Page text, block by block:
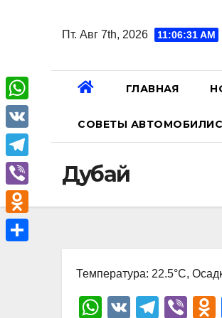
Пт. Авг 7th, 2026 11:06:32 AM
ГЛАВНАЯ
СОВЕТЫ
Дубай
Температура: 22.5°C,
W
V
T
Vi
W
h
a
A
V
K
T
e
l
e
V
i
b
O